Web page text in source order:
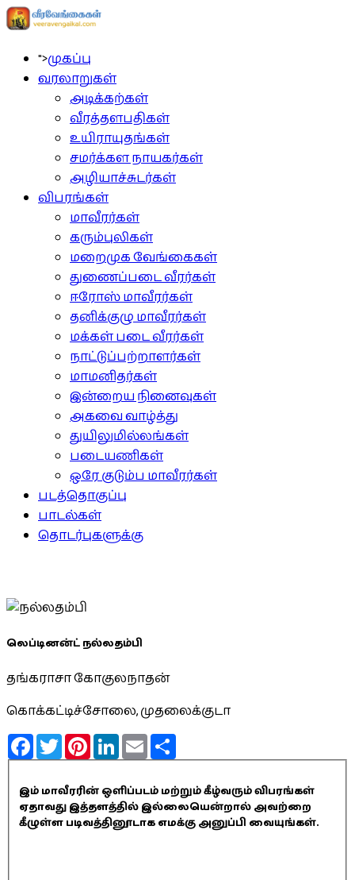
">முகப்பு
வரலாறுகள்
அடிக்கற்கள்
வீரத்தளபதிகள்
உயிராயுதங்கள்
சமர்க்கள நாயகர்கள்
அழியாச்சுடர்கள்
விபரங்கள்
மாவீரர்கள்
கரும்புலிகள்
மறைமுக வேங்கைகள்
துணைப்படை வீரர்கள்
ஈரோஸ் மாவீரர்கள்
தனிக்குழு மாவீரர்கள்
மக்கள் படை வீரர்கள்
நாட்டுப்பற்றாளர்கள்
மாமனிதர்கள்
இன்றைய நினைவுகள்
அகவை வாழ்த்து
துயிலுமில்லங்கள்
படையணிகள்
ஒரே குடும்ப மாவீரர்கள்
படத்தொகுப்பு
பாடல்கள்
தொடர்புகளுக்கு
லெப்டினன்ட் நல்லதம்பி
தங்கராசா கோகுலநாதன்
கொக்கட்டிச்சோலை, முதலைக்குடா
FacebookTwitterPinterestLinkedInEmail
இம் மாவீரரின் ஒளிப்படம் மற்றும் கீழ்வரும் விபரங்கள்
ஏதாவது இத்தளத்தில் இல்லையென்றால் அவற்றை
கீழுள்ள படிவத்தினூடாக எமக்கு அனுப்பி வையுங்கள்.